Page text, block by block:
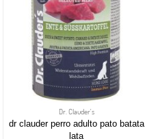
Dr. Clauder's
dr clauder perro adulto pato batata
lata